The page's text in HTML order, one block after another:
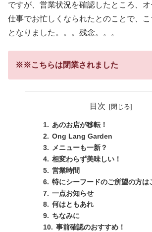
ですが、営業状況を確認したところ、
仕事でお忙しくなられたとのことで、
となりました。。。残念。。。
※※こちらは閉業されました
目次
あのお店が移転！
Ong Lang Garden
メニューも一新？
相変わらず美味しい！
営業時間
特にシーフードのご所望の方は
一点お知らせ
何はともあれ
ちなみに
事前確認のおすすめ！